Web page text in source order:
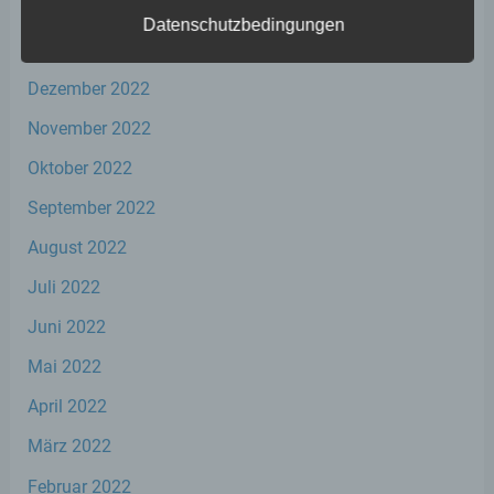
Dezember 2022
November 2022
Oktober 2022
September 2022
August 2022
Juli 2022
Juni 2022
Mai 2022
April 2022
März 2022
Februar 2022
Personenbezogene Daten sind alle
oder identifizierbare natürliche Person (im
Als identifizierbar wird eine natürliche
insbesondere mittels Zuordnung zu einer
mehreren besonderen Merkmalen, die
kulturellen oder sozialen Identität dieser
natürlichen Person sind, identifiziert werden
kann.
Datenschutzbedingungen